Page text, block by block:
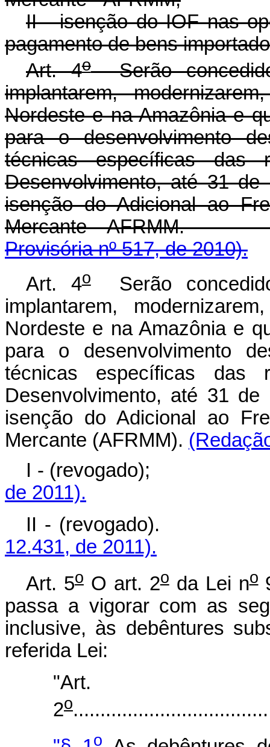
II - isenção do IOF nas
pagamento de bens
Art. 4oSerão
implantarem,
Nordeste e na Amazônia e
para o desenvolvimento
técnicas específicas das
Desenvolvimento, até 31
isenção do Adicional ao
Mercante -
Provisória nº 517, de 2010).
Art. 4oSerão
implantarem,
Nordeste e na Amazônia e
para o desenvolvimento
técnicas específicas das
Desenvolvimento, até 31
isenção do Adicional ao
Mercante (AFRMM).
I -
de 2011).
II -
12.431, de 2011).
Art. 5oO art. 2oda Lei no
passa a vigorar com as
inclusive, às debêntures
referida Lei:
"Art.
2o
o